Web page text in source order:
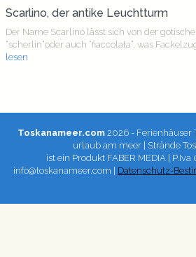
Scarlino, der antike Leuchtturm
Der Name Scarlino lässt sich von der
“scherlin”oder auch “fiaccolata”, was
lesen
Toskanameer.com2026 - Ferienhäuser
urlaub am meer | Strände
ist ein Produkt FABER MEDIA| P.Iva
info@toskanameer.com | Datenschutz-